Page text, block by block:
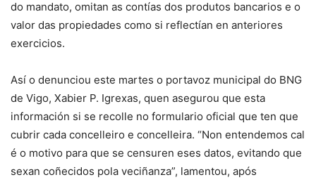
do mandato, omitan as contías dos produtos bancarios e o
valor das propiedades como si reflectían en anteriores
exercicios.
Así o denunciou este martes o portavoz municipal do BNG
de Vigo, Xabier P. Igrexas, quen asegurou que esta
información si se recolle no formulario oficial que ten que
cubrir cada concelleiro e concelleira. “Non entendemos cal
é o motivo para que se censuren eses datos, evitando que
sexan coñecidos pola veciñanza”, lamentou, após